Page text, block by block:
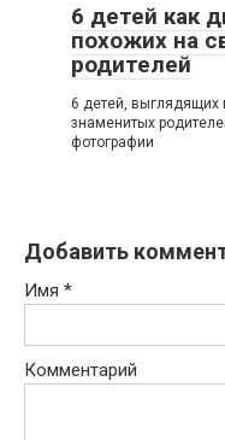
6 детей как
похожих на
родителей
6 детей, выглядящих
знаменитых
фотографии
Добавить
Имя *
Комментарий